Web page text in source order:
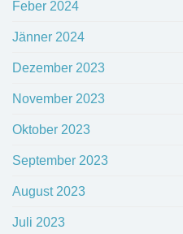
Feber 2024
Jänner 2024
Dezember 2023
November 2023
Oktober 2023
September 2023
August 2023
Juli 2023